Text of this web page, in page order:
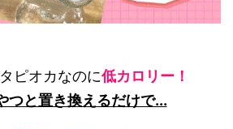
ピオカなのに低カロリー！
つと置き換えるだけで...